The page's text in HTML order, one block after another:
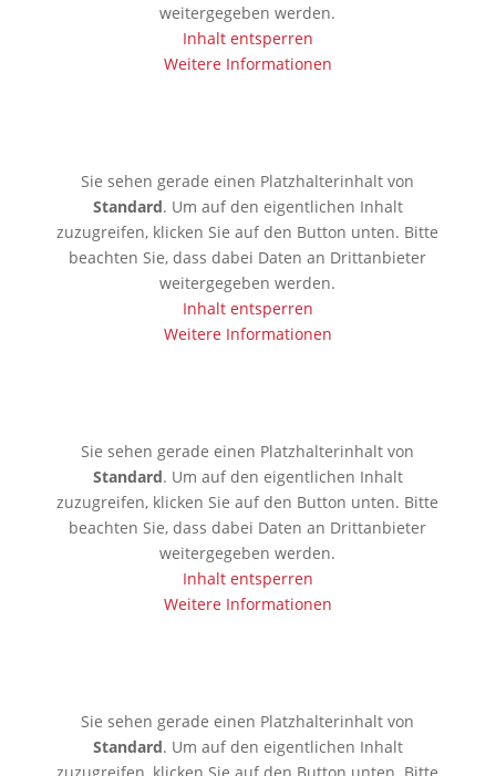
weitergegeben werden.
Inhalt entsperren
Weitere Informationen
Sie sehen gerade einen Platzhalterinhalt von
Standard. Um auf den eigentlichen Inhalt
zuzugreifen, klicken Sie auf den Button unten. Bitte
beachten Sie, dass dabei Daten an Drittanbieter
weitergegeben werden.
Inhalt entsperren
Weitere Informationen
Sie sehen gerade einen Platzhalterinhalt von
Standard. Um auf den eigentlichen Inhalt
zuzugreifen, klicken Sie auf den Button unten. Bitte
beachten Sie, dass dabei Daten an Drittanbieter
weitergegeben werden.
Inhalt entsperren
Weitere Informationen
Sie sehen gerade einen Platzhalterinhalt von
Standard. Um auf den eigentlichen Inhalt